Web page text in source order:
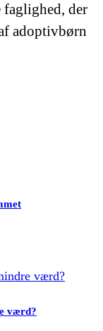
der
adoptivbørn
værd?